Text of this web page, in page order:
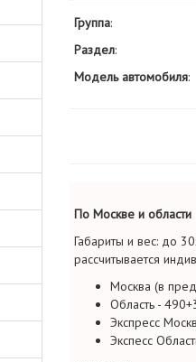
Группа:
Раздел:
Модель автомобиля:
По Москве и области
Габариты и вес: до
рассчитывается
Москва (в
Область -
Экспресс
Экспесс